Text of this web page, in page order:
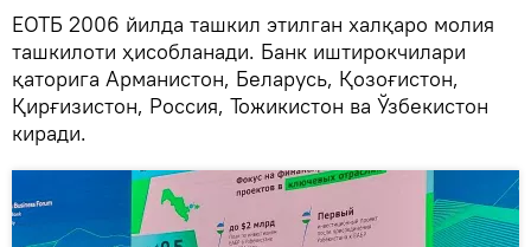
ЕОТБ 2006 йилда ташкил этилган халқаро молия
ташкилоти ҳисобланади. Банк иштирокчилари
қаторига Арманистон, Беларусь, Қозоғистон,
Қирғизистон, Россия, Тожикистон ва Ўзбекистон
киради.